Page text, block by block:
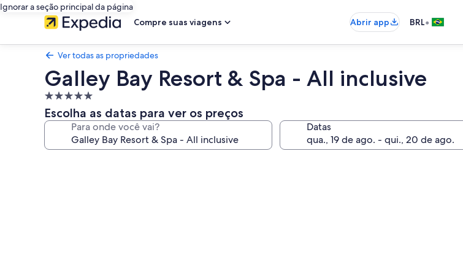
Ignorar a seção principal da página
Compre suas viagens
Abrir app BRL•
Ver todas as propriedades
Galley Bay Resort & Spa - All inclusive
Propriedade
5.0
estrelas
Escolha as datas para ver os preços
Para onde você vai? Datas